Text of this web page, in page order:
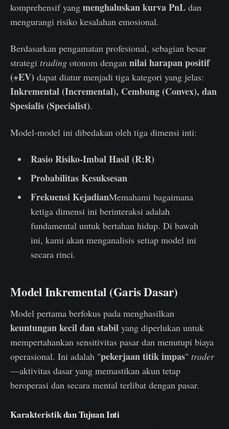
komprehensif yang menghaluskan kurva PnL dan
mengurangi risiko kesalahan emosional.
Berdasarkan pengamatan profesional, sebagian besar
strategi trading otonom dengan nilai harapan positif
(+EV) dapat diatur menjadi tiga kategori yang jelas:
Inkremental (Incremental), Cembung (Convex), dan
Spesialis (Specialist).
Model-model ini dibedakan oleh tiga dimensi inti:
Rasio Risiko-Imbal Hasil (R:R)
Probabilitas Kesuksesan
Frekuensi KejadianMemahami bagaimana
ketiga dimensi ini berinteraksi adalah
fundamental untuk bertahan hidup. Di bawah
ini, kami akan menganalisis setiap model ini
secara rinci.
Model Inkremental (Garis Dasar)
Model pertama berfokus pada menghasilkan
keuntungan kecil dan stabil yang diperlukan untuk
mempertahankan sensitivitas pasar dan menutupi biaya
operasional. Ini adalah "pekerjaan titik impas" trader
—aktivitas dasar yang memastikan akun tetap
beroperasi dan secara mental terlibat dengan pasar.
Karakteristik dan Tujuan Inti